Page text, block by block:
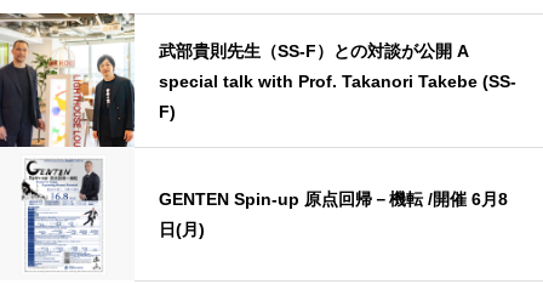
武部貴則先生（SS-F）との対談が公開 A
special talk with Prof. Takanori Takebe (SS-
F)
GENTEN Spin-up 原点回帰－機転 /開催 6月8
日(月)